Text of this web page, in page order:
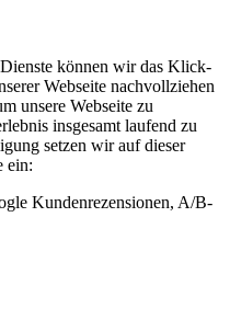
können wir das Klick-
Webseite nachvollziehen
unsere Webseite zu
insgesamt laufend zu
setzen wir auf dieser
ein:
Kundenrezensionen, A/B-